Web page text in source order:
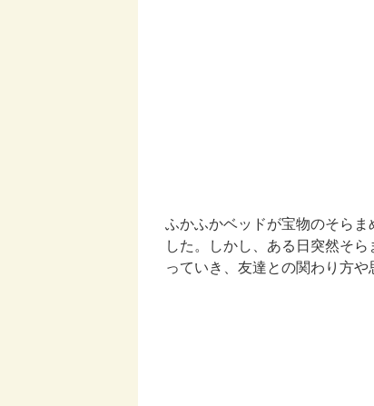
ふかふかベッドが宝物のそら
した。しかし、ある日突然そ
っていき、友達との関わり方や